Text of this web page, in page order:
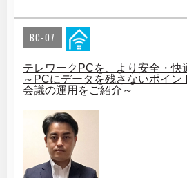
BC-07
テレワークPCを、より安全・快
～PCにデータを残さないポイン
会議の運用をご紹介～